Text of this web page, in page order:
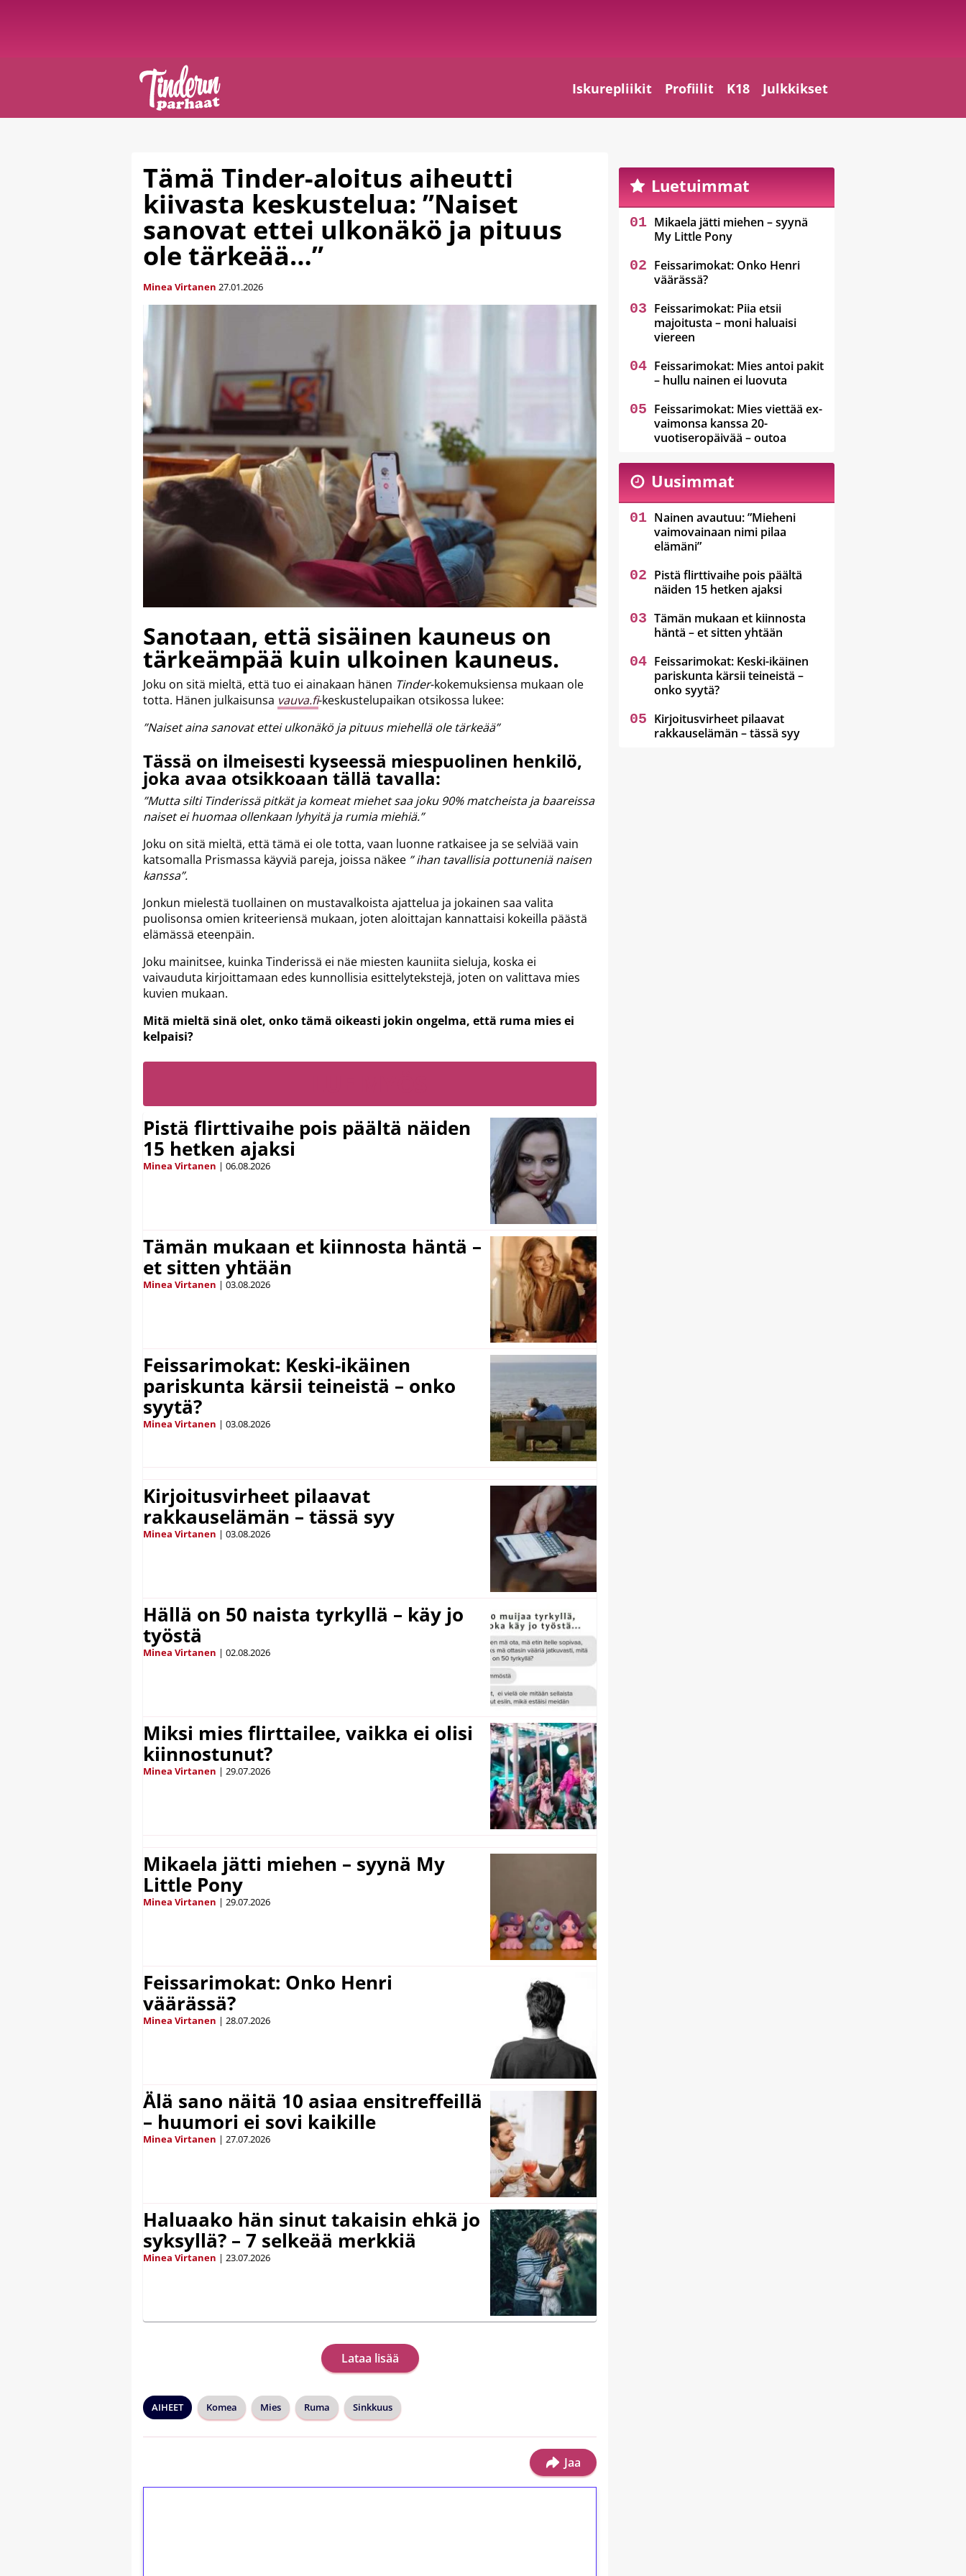
Iskurepliikit Profiilit K18 Julkkikset
Tämä Tinder-aloitus aiheutti
kiivasta keskustelua: ”Naiset
sanovat ettei ulkonäkö ja pituus
ole tärkeää…”
Minea Virtanen 27.01.2026
Sanotaan, että sisäinen kauneus on
tärkeämpää kuin ulkoinen kauneus.
Joku on sitä mieltä, että tuo ei ainakaan hänen Tinder-kokemuksiensa mukaan ole
totta. Hänen julkaisunsa vauva.fi-keskustelupaikan otsikossa lukee:
”Naiset aina sanovat ettei ulkonäkö ja pituus miehellä ole tärkeää”
Tässä on ilmeisesti kyseessä miespuolinen henkilö,
joka avaa otsikkoaan tällä tavalla:
”Mutta silti Tinderissä pitkät ja komeat miehet saa joku 90% matcheista ja baareissa
naiset ei huomaa ollenkaan lyhyitä ja rumia miehiä.”
Joku on sitä mieltä, että tämä ei ole totta, vaan luonne ratkaisee ja se selviää vain
katsomalla Prismassa käyviä pareja, joissa näkee ” ihan tavallisia pottuneniä naisen
kanssa”.
Jonkun mielestä tuollainen on mustavalkoista ajattelua ja jokainen saa valita
puolisonsa omien kriteeriensä mukaan, joten aloittajan kannattaisi kokeilla päästä
elämässä eteenpäin.
Joku mainitsee, kuinka Tinderissä ei näe miesten kauniita sieluja, koska ei
vaivauduta kirjoittamaan edes kunnollisia esittelytekstejä, joten on valittava mies
kuvien mukaan.
Mitä mieltä sinä olet, onko tämä oikeasti jokin ongelma, että ruma mies ei
kelpaisi?
Pistä flirttivaihe pois päältä näiden
15 hetken ajaksi
Minea Virtanen | 06.08.2026
Tämän mukaan et kiinnosta häntä –
et sitten yhtään
Minea Virtanen | 03.08.2026
Feissarimokat: Keski-ikäinen
pariskunta kärsii teineistä – onko
syytä?
Minea Virtanen | 03.08.2026
Kirjoitusvirheet pilaavat
rakkauselämän – tässä syy
Minea Virtanen | 03.08.2026
Hällä on 50 naista tyrkyllä – käy jo
työstä
Minea Virtanen | 02.08.2026
Miksi mies flirttailee, vaikka ei olisi
kiinnostunut?
Minea Virtanen | 29.07.2026
Mikaela jätti miehen – syynä My
Little Pony
Minea Virtanen | 29.07.2026
Feissarimokat: Onko Henri
väärässä?
Minea Virtanen | 28.07.2026
Älä sano näitä 10 asiaa ensitreffeillä
– huumori ei sovi kaikille
Minea Virtanen | 27.07.2026
Haluaako hän sinut takaisin ehkä jo
syksyllä? – 7 selkeää merkkiä
Minea Virtanen | 23.07.2026
Lataa lisää
AIHEET Komea Mies Ruma Sinkkuus
Jaa
Luetuimmat
Mikaela jätti miehen – syynä
My Little Pony
Feissarimokat: Onko Henri
väärässä?
Feissarimokat: Piia etsii
majoitusta – moni haluaisi
viereen
Feissarimokat: Mies antoi pakit
– hullu nainen ei luovuta
Feissarimokat: Mies viettää ex-
vaimonsa kanssa 20-
vuotiseropäivää – outoa
Uusimmat
Nainen avautuu: ”Mieheni
vaimovainaan nimi pilaa
elämäni”
Pistä flirttivaihe pois päältä
näiden 15 hetken ajaksi
Tämän mukaan et kiinnosta
häntä – et sitten yhtään
Feissarimokat: Keski-ikäinen
pariskunta kärsii teineistä –
onko syytä?
Kirjoitusvirheet pilaavat
rakkauselämän – tässä syy